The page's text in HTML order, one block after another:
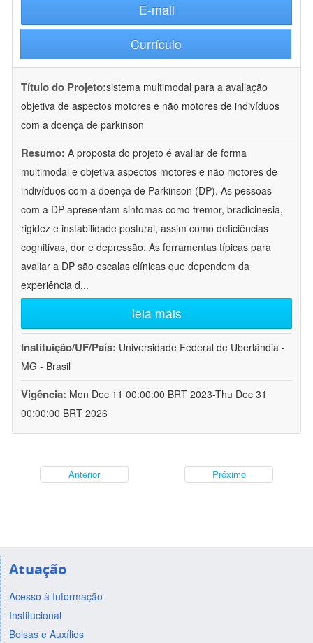
E-mail
Currículo
Título do Projeto:sistema multimodal para a avaliação
objetiva de aspectos motores e não motores de indivíduos
com a doença de parkinson
Resumo: A proposta do projeto é avaliar de forma
multimodal e objetiva aspectos motores e não motores de
indivíduos com a doença de Parkinson (DP). As pessoas
com a DP apresentam sintomas como tremor, bradicinesia,
rigidez e instabilidade postural, assim como deficiências
cognitivas, dor e depressão. As ferramentas típicas para
avaliar a DP são escalas clínicas que dependem da
experiência d...
leia mais
Instituição/UF/País: Universidade Federal de Uberlândia -
MG - Brasil
Vigência: Mon Dec 11 00:00:00 BRT 2023-Thu Dec 31
00:00:00 BRT 2026
Anterior Próximo
Atuação
Acesso à Informação
Institucional
Bolsas e Auxílios